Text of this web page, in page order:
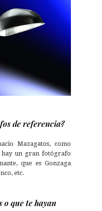
de referencia?
Mazagatos, como
hay un gran fotógrafo
que es Gonzaga
etc.
o que te hayan